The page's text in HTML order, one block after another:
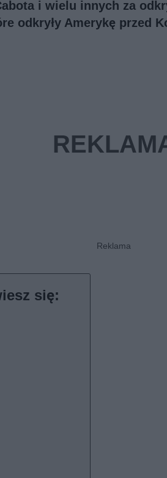
i wielu innych za
odkryły Amerykę przed